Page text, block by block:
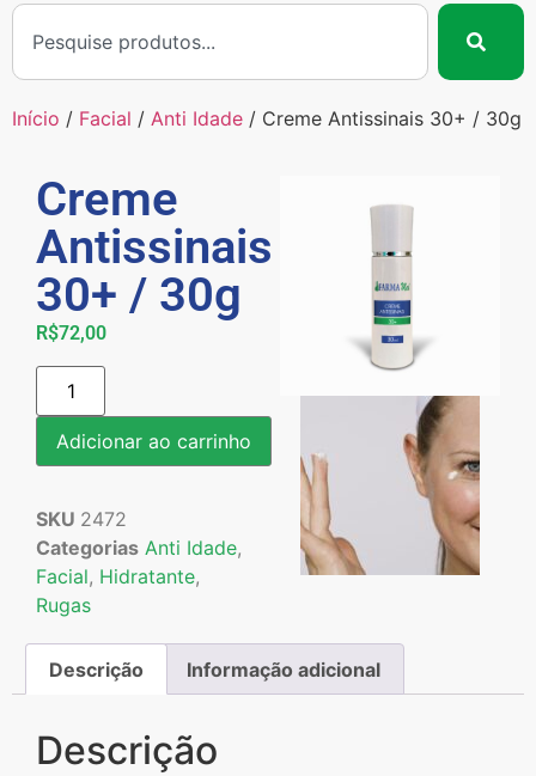
Início / Facial / Anti Idade / Creme Antissinais 30+ / 30g
Creme
Antissinais
30+ / 30g
R$72,00
Adicionar ao carrinho
SKU 2472
Categorias Anti Idade,
Facial, Hidratante,
Rugas
Descrição Informação adicional
Descrição